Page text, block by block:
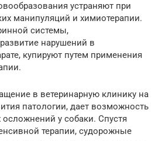
устраняют при
манипуляций и химиотерапии.
системы,
нарушений в
купируют путем применения
в ветеринарную клинику на
патологии, дает возможность
у собаки. Спустя
терапии, судорожные